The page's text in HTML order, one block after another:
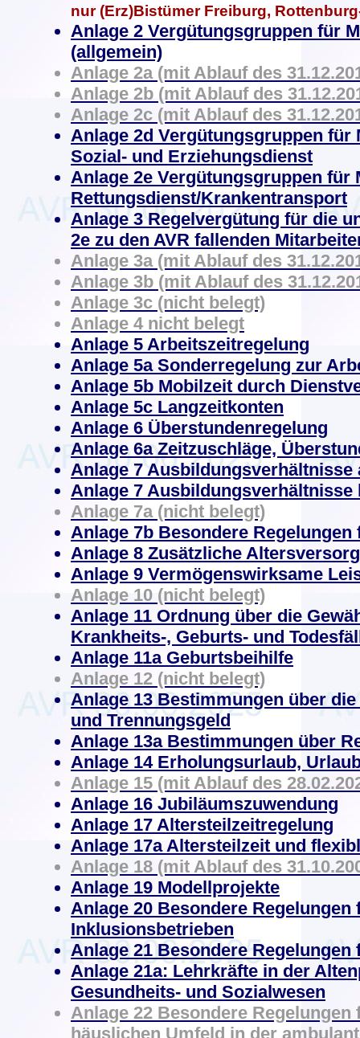
nur (Erz)Bistümer Freiburg,
Anlage 2 Vergütungsgruppen für
(allgemein)
Anlage 2a (mit Ablauf des
Anlage 2b (mit Ablauf des
Anlage 2c (mit Ablauf des
Anlage 2d Vergütungsgruppen für
Sozial- und Erziehungsdienst
Anlage 2e Vergütungsgruppen für
Rettungsdienst/Krankentransport
Anlage 3 Regelvergütung für die
2e zu den AVR fallenden
Anlage 3a (mit Ablauf des
Anlage 3b (mit Ablauf des
Anlage 3c (nicht belegt)
Anlage 4 nicht belegt
Anlage 5 Arbeitszeitregelung
Anlage 5a Sonderregelung zur
Anlage 5b Mobilzeit durch
Anlage 5c Langzeitkonten
Anlage 6 Überstundenregelung
Anlage 6a Zeitzuschläge,
Anlage 7 Ausbildungsverhältnisse
Anlage 7 Ausbildungsverhältnisse
Anlage 7a (nicht belegt)
Anlage 7b Besondere
Anlage 8 Zusätzliche
Anlage 9 Vermögenswirksame
Anlage 10 (nicht belegt)
Anlage 11 Ordnung über die
Krankheits-, Geburts- und
Anlage 11a Geburtsbeihilfe
Anlage 12 (nicht belegt)
Anlage 13 Bestimmungen über
und Trennungsgeld
Anlage 13a Bestimmungen über
Anlage 14 Erholungsurlaub,
Anlage 15 (mit Ablauf des
Anlage 16 Jubiläumszuwendung
Anlage 17 Altersteilzeitregelung
Anlage 17a Altersteilzeit und
Anlage 18 (mit Ablauf des
Anlage 19 Modellprojekte
Anlage 20 Besondere
Inklusionsbetrieben
Anlage 21 Besondere
Anlage 21a: Lehrkräfte in der
Gesundheits- und Sozialwesen
Anlage 22 Besondere
häuslichen Umfeld in der